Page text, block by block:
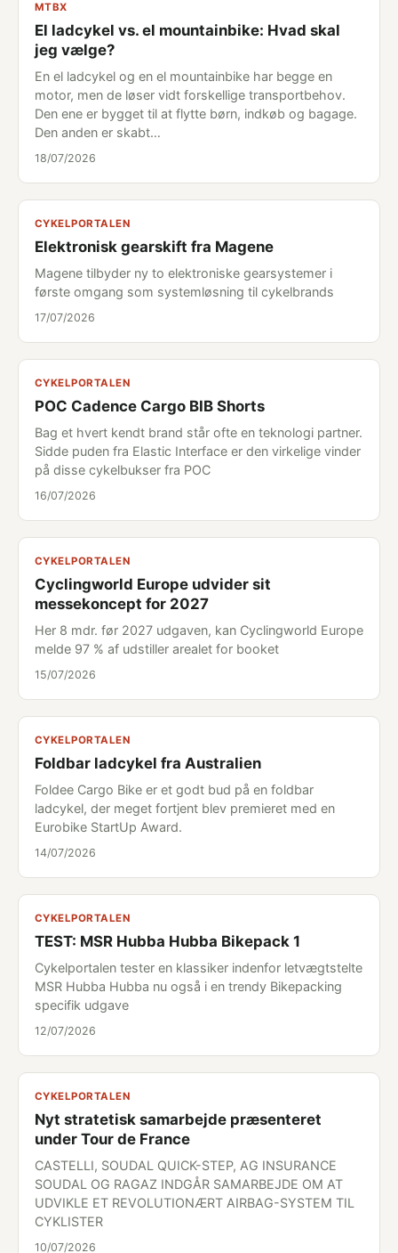
MTBX
El ladcykel vs. el mountainbike: Hvad skal
jeg vælge?
En el ladcykel og en el mountainbike har begge en
motor, men de løser vidt forskellige transportbehov.
Den ene er bygget til at flytte børn, indkøb og bagage.
Den anden er skabt…
18/07/2026
CYKELPORTALEN
Elektronisk gearskift fra Magene
Magene tilbyder ny to elektroniske gearsystemer i
første omgang som systemløsning til cykelbrands
17/07/2026
CYKELPORTALEN
POC Cadence Cargo BIB Shorts
Bag et hvert kendt brand står ofte en teknologi partner.
Sidde puden fra Elastic Interface er den virkelige vinder
på disse cykelbukser fra POC
16/07/2026
CYKELPORTALEN
Cyclingworld Europe udvider sit
messekoncept for 2027
Her 8 mdr. før 2027 udgaven, kan Cyclingworld Europe
melde 97 % af udstiller arealet for booket
15/07/2026
CYKELPORTALEN
Foldbar ladcykel fra Australien
Foldee Cargo Bike er et godt bud på en foldbar
ladcykel, der meget fortjent blev premieret med en
Eurobike StartUp Award.
14/07/2026
CYKELPORTALEN
TEST: MSR Hubba Hubba Bikepack 1
Cykelportalen tester en klassiker indenfor letvægtstelte
MSR Hubba Hubba nu også i en trendy Bikepacking
specifik udgave
12/07/2026
CYKELPORTALEN
Nyt stratetisk samarbejde præsenteret
under Tour de France
CASTELLI, SOUDAL QUICK-STEP, AG INSURANCE
SOUDAL OG RAGAZ INDGÅR SAMARBEJDE OM AT
UDVIKLE ET REVOLUTIONÆRT AIRBAG-SYSTEM TIL
CYKLISTER
10/07/2026